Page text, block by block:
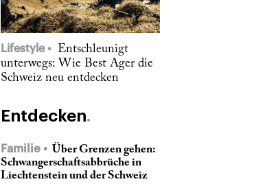
Lifestyle
Entschleunigt
unterwegs: Wie Best Ager die
Schweiz neu entdecken
Entdecken
Familie
Über Grenzen gehen:
Schwangerschaftsabbrüche in
Liechtenstein und der Schweiz